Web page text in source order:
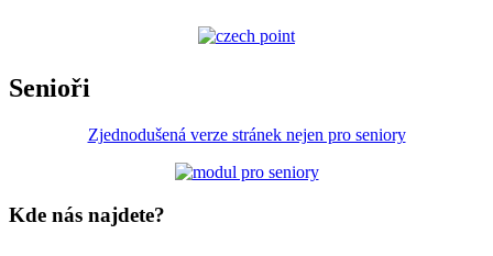
Senioři
Zjednodušená verze stránek nejen pro seniory
Kde nás najdete?